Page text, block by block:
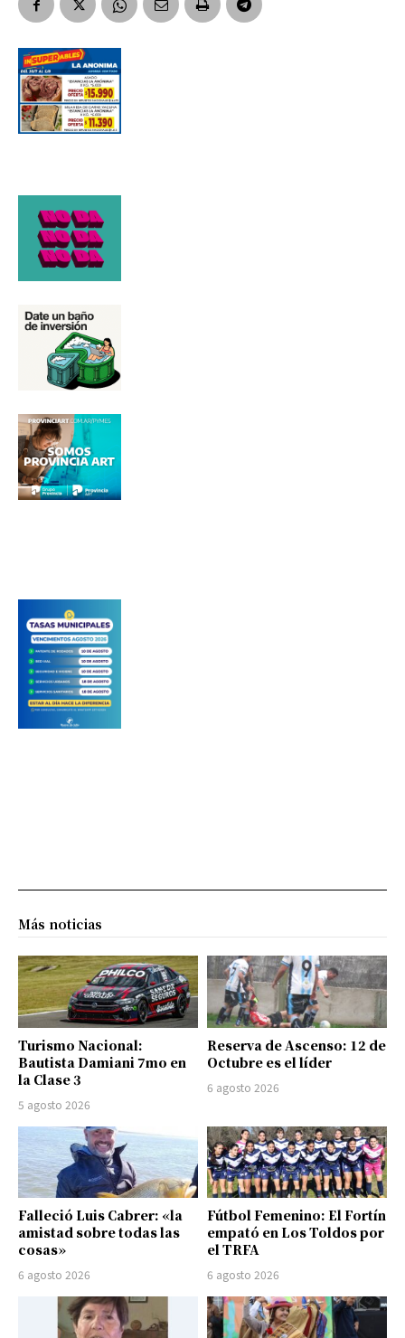
Más noticias
Turismo Nacional:
Bautista Damiani 7mo en
la Clase 3
5 agosto 2026
Reserva de Ascenso: 12 de
Octubre es el líder
6 agosto 2026
Falleció Luis Cabrer: «la
amistad sobre todas las
cosas»
6 agosto 2026
Fútbol Femenino: El Fortín
empató en Los Toldos por
el TRFA
6 agosto 2026